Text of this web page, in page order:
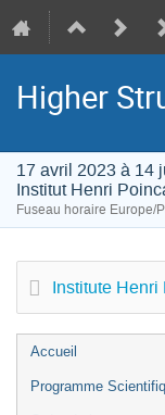
Higher
17 avril 2023 à 14
Institut Henri
Fuseau horaire Europe/
Institute
Menu
de
Accueil
Programme